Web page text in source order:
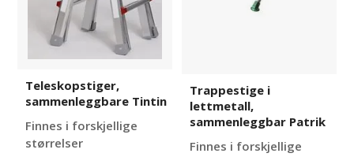
Teleskopstiger,
sammenleggbare Tintin
Finnes i forskjellige
størrelser
Trappestige i
lettmetall,
sammenleggbar Patrik
Finnes i forskjellige